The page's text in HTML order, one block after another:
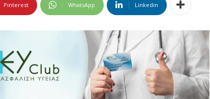
Pinterest WhatsApp Linkedin